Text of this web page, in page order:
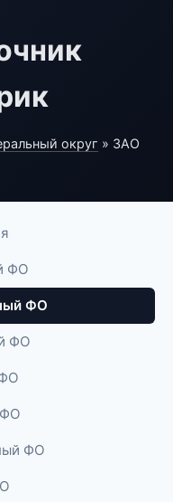
округ » ЗАО
ФО
ФО
ФО
ФО
ФО